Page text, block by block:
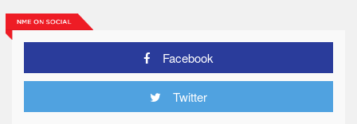
Facebook
Twitter